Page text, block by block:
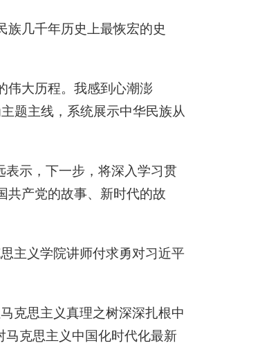
族几千年历史上最恢宏的史
伟大历程。我感到心潮澎
题主线，系统展示中华民族从
表示，下一步，将深入学习贯
共产党的故事、新时代的故
主义学院讲师付求勇对习近平
克思主义真理之树深深扎根中
马克思主义中国化时代化最新